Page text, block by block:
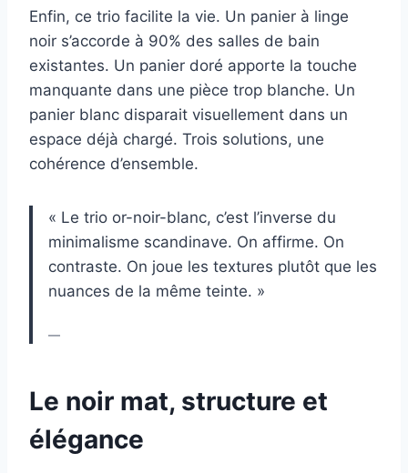
Enfin, ce trio facilite la vie. Un panier à linge
noir s’accorde à 90% des salles de bain
existantes. Un panier doré apporte la touche
manquante dans une pièce trop blanche. Un
panier blanc disparait visuellement dans un
espace déjà chargé. Trois solutions, une
cohérence d’ensemble.
« Le trio or-noir-blanc, c’est l’inverse du
minimalisme scandinave. On affirme. On
contraste. On joue les textures plutôt que les
nuances de la même teinte. »
—
Le noir mat, structure et
élégance